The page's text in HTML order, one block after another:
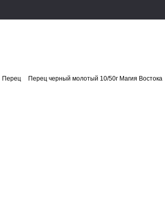
Перец Перец черный молотый 10/50г Магия Востока